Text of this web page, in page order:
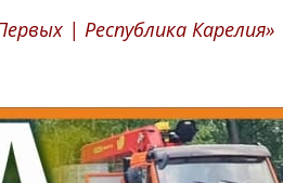
| Республика Карелия»